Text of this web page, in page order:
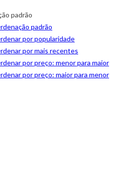
padrão
padrão
por popularidade
por mais recentes
por preço: menor para maior
por preço: maior para menor